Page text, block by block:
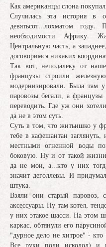
Как американцы слона
Случилась эта история в
девятьсот...лохматом
необходимости Африку.
Центральную часть, а
договоримся никаких
Так вот, неподалеку от
французы строили
модернизировали. Была там
паровозы бегали, а французы
переводить. Где уж они
да не в этом суть.
Суть в том, что житьишко у
тебе в кафешантан
местными огненной воды
боковую. Ну и от такой
да не мои, а...кто у них
значит деголлевы. И
штука.
Взяли они старый паровоз,
аксессуары. Ну там котел,
у них этакое шасси. На этом
каркас, обтянули его
"дурное дело не хитрое" -
Все руки поди исколол) и